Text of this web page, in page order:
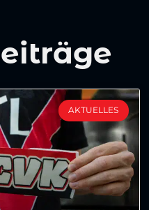
AKTUELLES